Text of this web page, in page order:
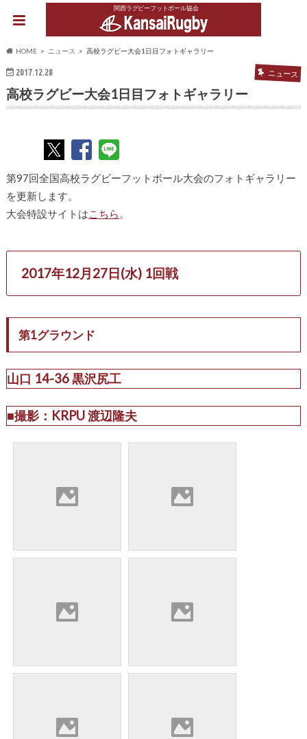
関西ラグビーフットボール協会
HOME ニュース 高校ラグビー大会1日目フォトギャラリー
2017.12.28 ニュース
高校ラグビー大会1日目フォトギャラリー
第97回全国高校ラグビーフットボール大会のフォトギャラリー
を更新します。
大会特設サイトはこちら 。
2017年12月27日(水) 1回戦
第1グラウンド
山口 14-36 黒沢尻工
■撮影：KRPU 渡辺隆夫